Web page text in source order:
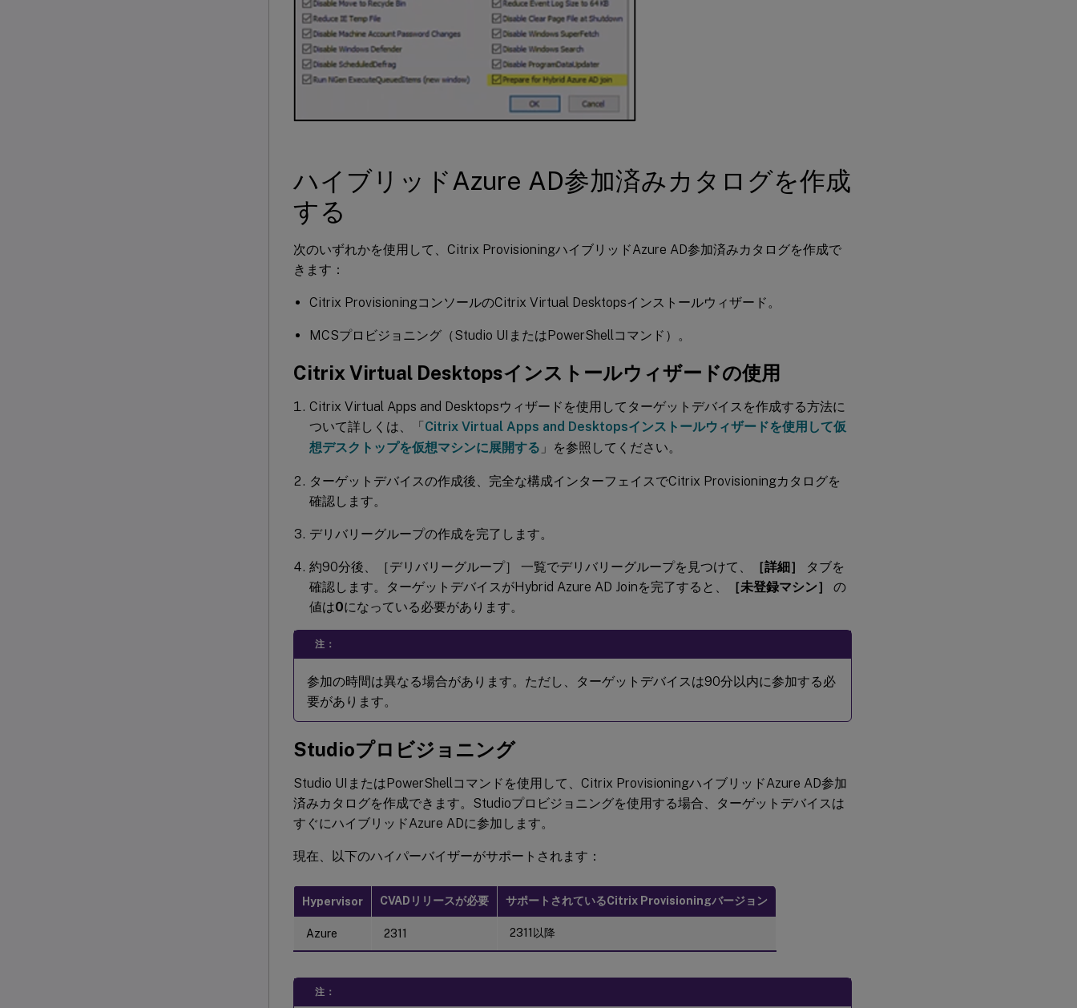
ハイブリッドAzure AD参加済みカタログを作成
する
次のいずれかを使用して、Citrix ProvisioningハイブリッドAzure AD参加済みカタログを作成で
きます：
Citrix ProvisioningコンソールのCitrix Virtual Desktopsインストールウィザード。
MCSプロビジョニング（Studio UIまたはPowerShellコマンド）。
Citrix Virtual Desktopsインストールウィザードの使用
Citrix Virtual Apps and Desktopsウィザードを使用してターゲットデバイスを作成する方法に
ついて詳しくは、「Citrix Virtual Apps and Desktopsインストールウィザードを使用して仮
想デスクトップを仮想マシンに展開する 」を参照してください。
ターゲットデバイスの作成後、完全な構成インターフェイスでCitrix Provisioningカタログを
確認します。
デリバリーグループの作成を完了します。
約90分後、［デリバリーグループ］ 一覧でデリバリーグループを見つけて、 ［詳細］
タブを
確認します。ターゲットデバイスがHybrid Azure AD Joinを完了すると、
［未登録マシン］
の
値は0になっている必要があります。
注：
参加の時間は異なる場合があります。ただし、ターゲットデバイスは90分以内に参加する必
要があります。
Studioプロビジョニング
Studio UIまたはPowerShellコマンドを使用して、Citrix ProvisioningハイブリッドAzure AD参加
済みカタログを作成できます。Studioプロビジョニングを使用する場合、ターゲットデバイスは
すぐにハイブリッドAzure ADに参加します。
現在、以下のハイパーバイザーがサポートされます：
Hypervisor CVADリリースが必要 サポートされているCitrix Provisioningバージョン
Azure 2311 2311以降
注：